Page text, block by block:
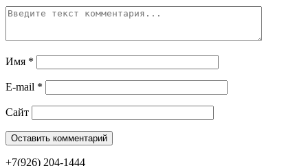
Имя *
E-mail *
Сайт
+7(926) 204-1444